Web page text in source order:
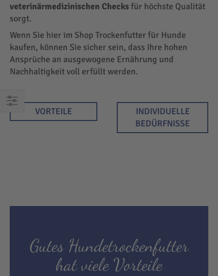
EINKAUFEN
veterinärmedizinischen Checksfür höchste Qualität
sorgt.
Wenn Sie hier im Shop Trockenfutter für Hunde
kaufen, können Sie sicher sein, dass Ihre hohen
Ansprüche an ausgewogene Ernährung und
Nachhaltigkeit voll erfüllt werden.
VORTEILE
INDIVIDUELLE
BEDÜRFNISSE
Gutes Hundetrockenfutter
hat viele Vorteile